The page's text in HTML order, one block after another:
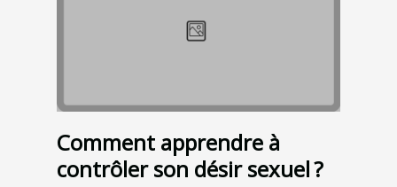
Comment apprendre à
contrôler son désir sexuel ?